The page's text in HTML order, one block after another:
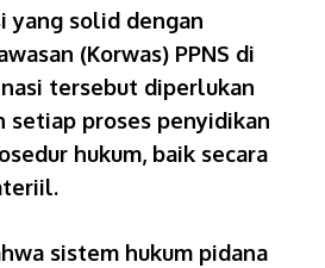
yang solid dengan
(Korwas) PPNS di
tersebut diperlukan
setiap proses penyidikan
hukum, baik secara
sistem hukum pidana